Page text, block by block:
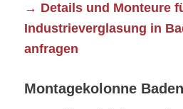
→ Details und Monteure
Industrieverglasung in
anfragen
Montagekolonne